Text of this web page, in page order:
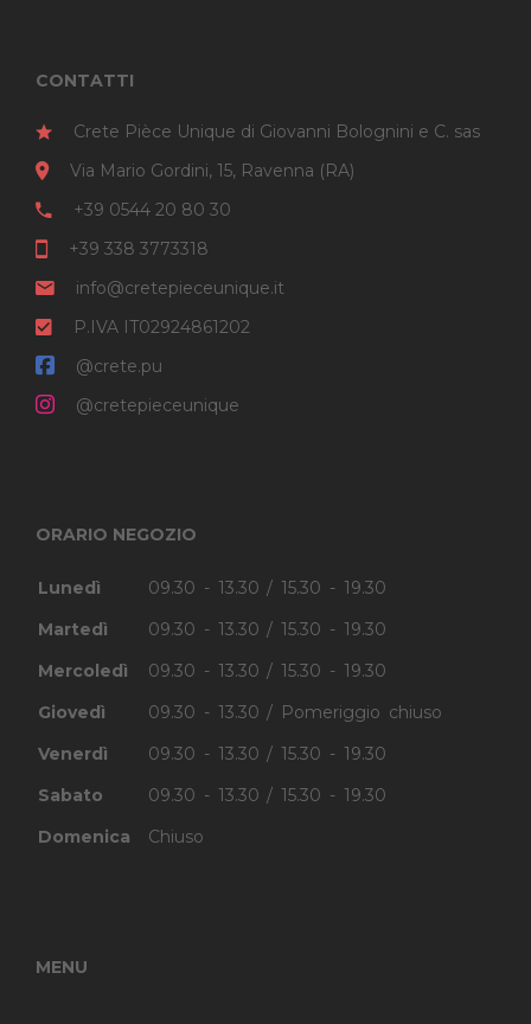
CONTATTI
Crete Pièce Unique di Giovanni Bolognini e C. sas
Via Mario Gordini, 15, Ravenna (RA)
+39 0544 20 80 30
+39 338 3773318
info@cretepieceunique.it
P.IVA IT02924861202
@crete.pu
@cretepieceunique
ORARIO NEGOZIO
Lunedì
09.30 - 13.30 / 15.30 - 19.30
Martedì
09.30 - 13.30 / 15.30 - 19.30
Mercoledì
09.30 - 13.30 / 15.30 - 19.30
Giovedì
09.30 - 13.30 / Pomeriggio chiuso
Venerdì
09.30 - 13.30 / 15.30 - 19.30
Sabato
09.30 - 13.30 / 15.30 - 19.30
Domenica
Chiuso
MENU